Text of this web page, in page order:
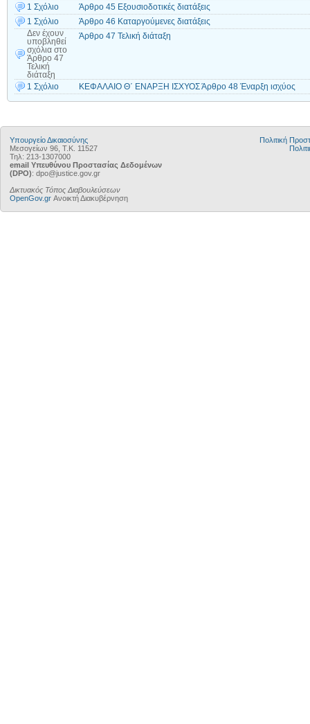
1 Σχόλιο
Άρθρο 45 Εξουσιοδοτικές διατάξεις
1 Σχόλιο
Άρθρο 46 Καταργούμενες διατάξεις
Δεν έχουν
υποβληθεί
σχόλια στο
Άρθρο 47
Τελική
διάταξη
Άρθρο 47 Τελική διάταξη
1 Σχόλιο ΚΕΦΑΛΑΙΟ Θ΄ ΕΝΑΡΞΗ ΙΣΧΥΟΣ Άρθρο 48 Έναρξη ισχύος
Υπουργείο Δικαιοσύνης
Μεσογείων 96, Τ.Κ. 11527
Τηλ: 213-1307000
email Υπευθύνου Προστασίας Δεδομένων
(DPO): dpo@justice.gov.gr
Δικτυακός Τόπος Διαβουλεύσεων
OpenGov.gr Ανοικτή Διακυβέρνηση
Πολιτική